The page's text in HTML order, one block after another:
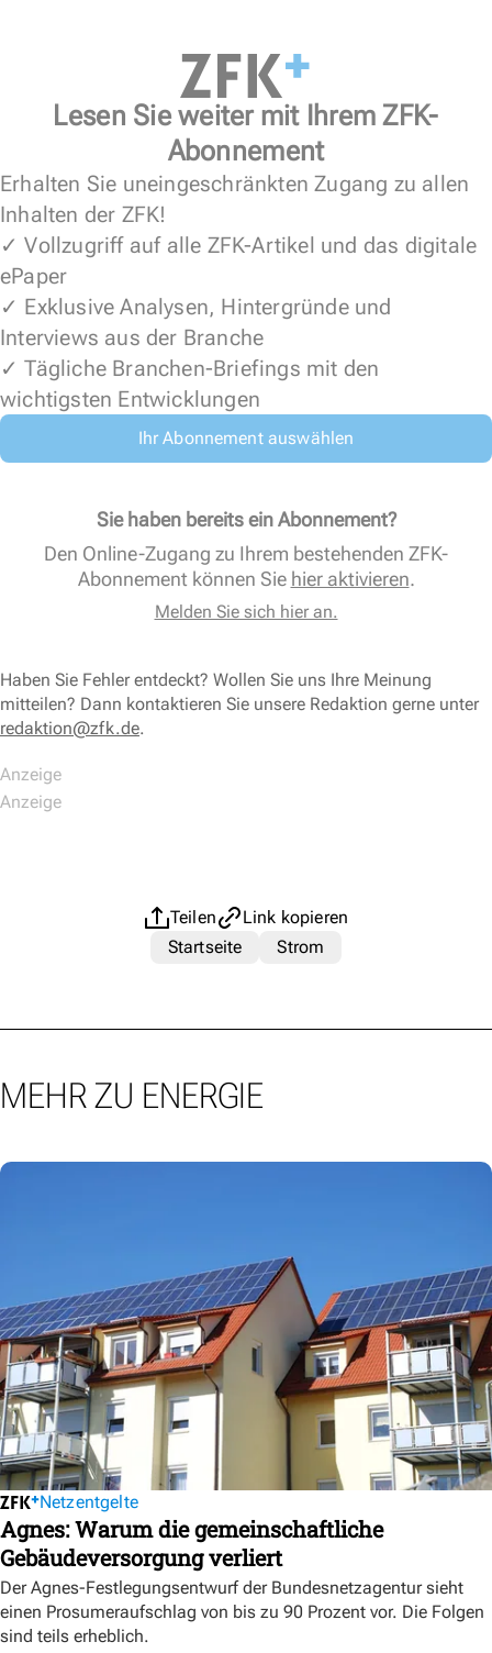
Lesen Sie weiter mit Ihrem ZFK-
Abonnement
Erhalten Sie uneingeschränkten Zugang zu allen
Inhalten der ZFK!
✓ Vollzugriff auf alle ZFK-Artikel und das digitale
ePaper
✓ Exklusive Analysen, Hintergründe und
Interviews aus der Branche
✓ Tägliche Branchen-Briefings mit den
wichtigsten Entwicklungen
Ihr Abonnement auswählen
Sie haben bereits ein Abonnement?
Den Online-Zugang zu Ihrem bestehenden ZFK-
Abonnement können Sie hier aktivieren.
Melden Sie sich hier an.
Haben Sie Fehler entdeckt? Wollen Sie uns Ihre Meinung
mitteilen? Dann kontaktieren Sie unsere Redaktion gerne unter
redaktion@zfk.de.
Teilen
Link kopieren
Startseite
Strom
MEHR ZU ENERGIE
Netzentgelte
Agnes: Warum die gemeinschaftliche
Gebäudeversorgung verliert
Der Agnes-Festlegungsentwurf der Bundesnetzagentur sieht
einen Prosumeraufschlag von bis zu 90 Prozent vor. Die Folgen
sind teils erheblich.